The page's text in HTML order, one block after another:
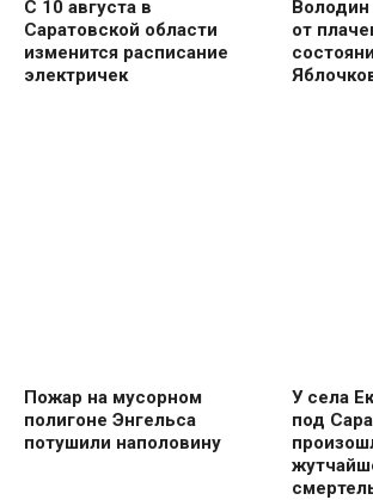
С 10 августа в
Саратовской области
изменится расписание
электричек
от
Пожар на мусорном
полигоне Энгельса
потушили наполовину
У села
под